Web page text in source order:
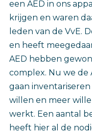
een AED in ons
krijgen en waren
leden van de VvE.
en heeft
AED hebben
complex. Nu we
gaan
willen en meer
werkt. Een aantal
heeft hier al de